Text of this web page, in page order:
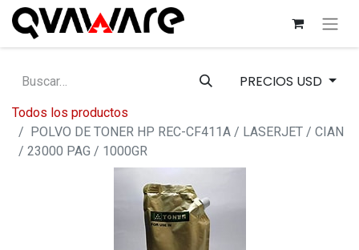
PRECIOS USD
Todos los productos
POLVO DE TONER HP REC-CF411A / LASERJET / CIAN
/ 23000 PAG / 1000GR